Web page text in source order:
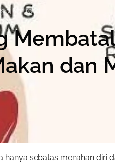
•7 Min read
dan
hanya sebatas menahan diri